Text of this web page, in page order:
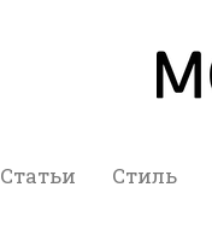
Статьи Стиль